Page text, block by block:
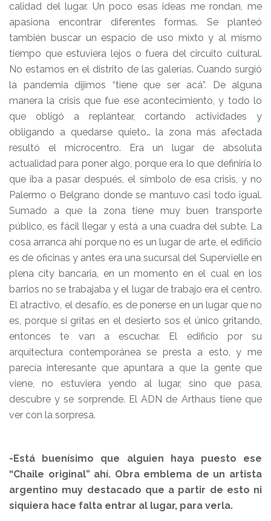
calidad del lugar. Un poco esas ideas me rondan, me
apasiona encontrar diferentes formas. Se planteó
también buscar un espacio de uso mixto y al mismo
tiempo que estuviera lejos o fuera del circuito cultural.
No estamos en el distrito de las galerías. Cuando surgió
la pandemia dijimos “tiene que ser acá”. De alguna
manera la crisis que fue ese acontecimiento, y todo lo
que obligó a replantear, cortando actividades y
obligando a quedarse quieto… la zona más afectada
resultó el microcentro. Era un lugar de absoluta
actualidad para poner algo, porque era lo que definiría lo
que iba a pasar después, el símbolo de esa crisis, y no
Palermo o Belgrano donde se mantuvo casi todo igual.
Sumado a que la zona tiene muy buen transporte
público, es fácil llegar y está a una cuadra del subte. La
cosa arranca ahí porque no es un lugar de arte, el edificio
es de oficinas y antes era una sucursal del Supervielle en
plena city bancaria, en un momento en el cual en los
barrios no se trabajaba y el lugar de trabajo era el centro.
El atractivo, el desafío, es de ponerse en un lugar que no
es, porque si gritas en el desierto sos el único gritando,
entonces te van a escuchar. El edificio por su
arquitectura contemporánea se presta a esto, y me
parecía interesante que apuntara a que la gente que
viene, no estuviera yendo al lugar, sino que pasa,
descubre y se sorprende. El ADN de Arthaus tiene que
ver con la sorpresa.
-Está buenísimo que alguien haya puesto ese
“Chaile original” ahí. Obra emblema de un artista
argentino muy destacado que a partir de esto ni
siquiera hace falta entrar al lugar, para verla.